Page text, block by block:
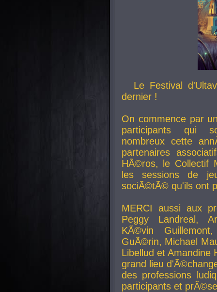
Le Festival
dernier !
On commence par
participants qui
nombreux cette
partenaires
HÃ©ros, le Collectif
les sessions de
sociÃ©tÃ© qu'ils ont
MERCI aussi aux
Peggy Landreal,
KÃ©vin
GuÃ©rin, Michael
Libellud et Amandine
grand lieu
des professions
participants et